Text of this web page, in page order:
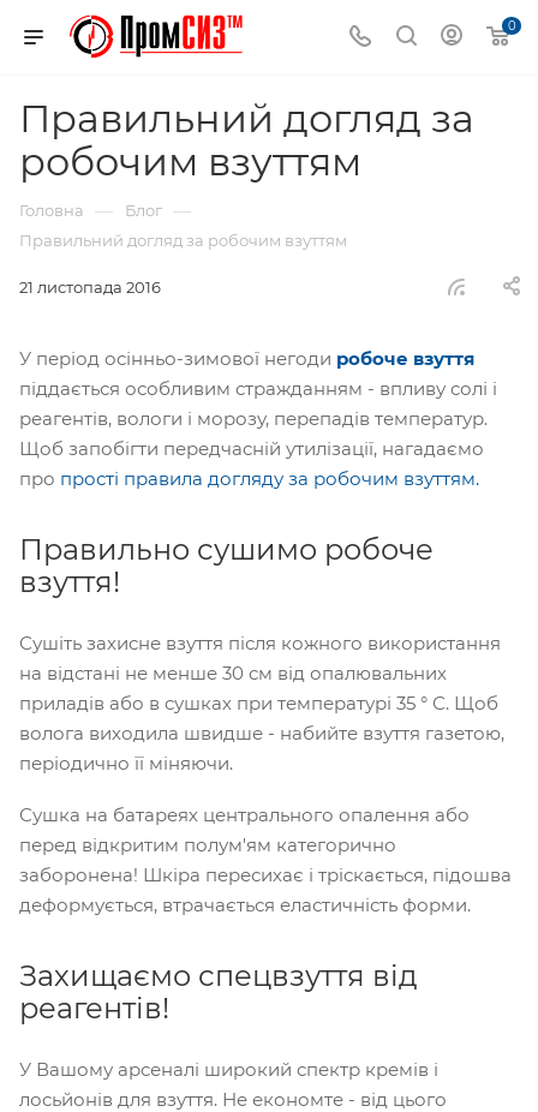
0
Правильний догляд за
робочим взуттям
Головна — Блог —
Правильний догляд за робочим взуттям
21 листопада 2016
У період осінньо-зимової негоди робоче взуття
піддається особливим стражданням - впливу солі і
реагентів, вологи і морозу, перепадів температур.
Щоб запобігти передчасній утилізації, нагадаємо
про прості правила догляду за робочим взуттям.
Правильно сушимо робоче
взуття!
Сушіть захисне взуття після кожного використання
на відстані не менше 30 см від опалювальних
приладів або в сушках при температурі 35 ° С. Щоб
волога виходила швидше - набийте взуття газетою,
періодично її міняючи.
Сушка на батареях центрального опалення або
перед відкритим полум'ям категорично
заборонена! Шкіра пересихає і тріскається, підошва
деформується, втрачається еластичність форми.
Захищаємо спецвзуття від
реагентів!
У Вашому арсеналі широкий спектр кремів і
лосьйонів для взуття. Не економте - від цього